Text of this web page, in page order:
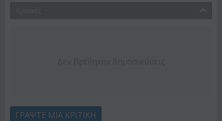
ΓΡΆΨΤΕ ΜΙΑ ΚΡΙΤΙΚΉ